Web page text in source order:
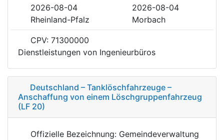
2026-08-04
2026-08-04
Rheinland-Pfalz
Morbach
CPV: 71300000
Dienstleistungen von Ingenieurbüros
Deutschland – Tanklöschfahrzeuge –
Anschaffung von einem Löschgruppenfahrzeug
(LF 20)
Offizielle Bezeichnung: Gemeindeverwaltung